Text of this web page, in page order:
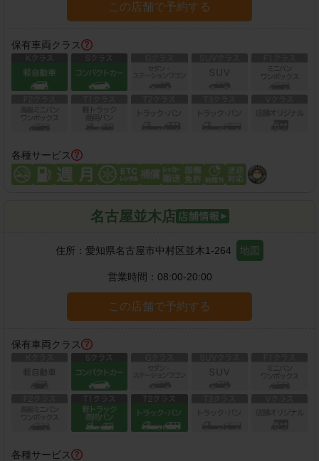
この店舗で予約する
保有車両クラス
各種サービス
名古屋並木店
住所： 愛知県名古屋市中村区並木1-264 地図
営業時間： 08:00-20:00
この店舗で予約する
保有車両クラス
各種サービス